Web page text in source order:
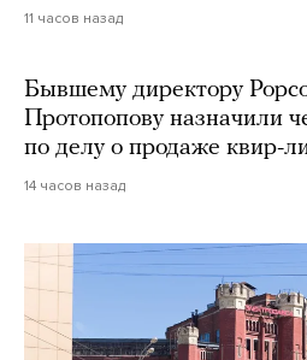
11 часов назад
Бывшему директору
Протопопову назначили
по делу о продаже квир-
14 часов назад